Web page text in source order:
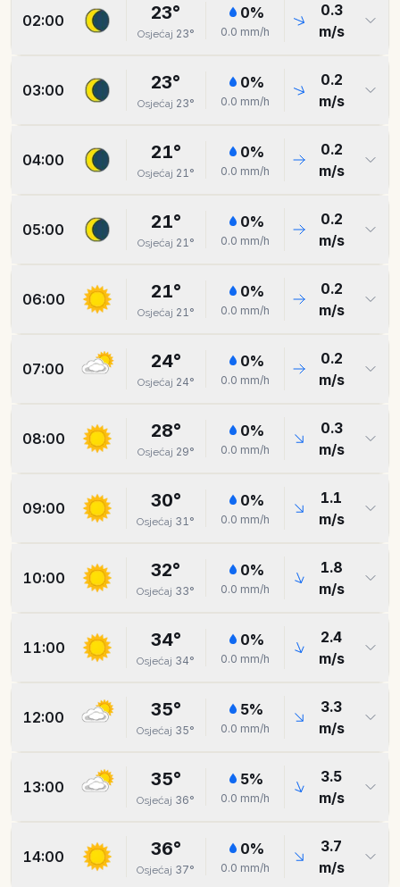
02:00 23°
Osjećaj 23°
0%
0.0 mm/h
0.3
m/s
03:00 23°
Osjećaj 23°
0%
0.0 mm/h
0.2
m/s
04:00 21°
Osjećaj 21°
0%
0.0 mm/h
0.2
m/s
05:00 21°
Osjećaj 21°
0%
0.0 mm/h
0.2
m/s
06:00 21°
Osjećaj 21°
0%
0.0 mm/h
0.2
m/s
07:00 24°
Osjećaj 24°
0%
0.0 mm/h
0.2
m/s
08:00 28°
Osjećaj 29°
0%
0.0 mm/h
0.3
m/s
09:00 30°
Osjećaj 31°
0%
0.0 mm/h
1.1
m/s
10:00 32°
Osjećaj 33°
0%
0.0 mm/h
1.8
m/s
11:00 34°
Osjećaj 34°
0%
0.0 mm/h
2.4
m/s
12:00 35°
Osjećaj 35°
5%
0.0 mm/h
3.3
m/s
13:00 35°
Osjećaj 36°
5%
0.0 mm/h
3.5
m/s
14:00 36°
Osjećaj 37°
0%
0.0 mm/h
3.7
m/s